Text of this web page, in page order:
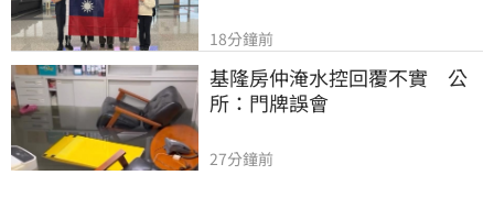
18分鐘前
基隆房仲淹水控回覆不實　公
所：門牌誤會
27分鐘前